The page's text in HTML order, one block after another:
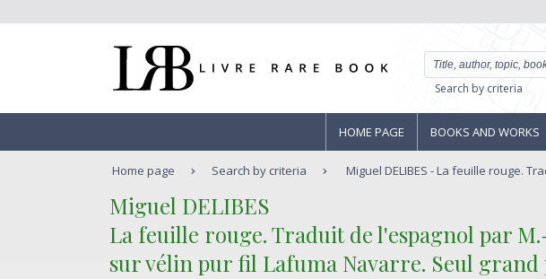
Search by criteria
HOME PAGE BOOKS AND WORKS
Home page Search by criteria Miguel DELIBES - La feuille rouge.
‎Miguel DELIBES‎
‎La feuille rouge. Traduit de l'espagnol par
sur vélin pur fil Lafuma Navarre. Seul grand